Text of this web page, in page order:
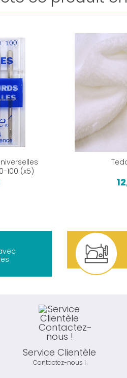
100 (x5)
Service Clientèle
Contactez-nous !